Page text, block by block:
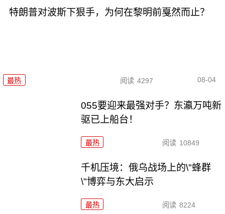
特朗普对波斯下狠手，为何在黎明前戛然而止？
最热 阅读 4297 08-04
055要迎来最强对手？东瀛万吨新
驱已上船台！
最热 阅读 10849
千机压境：俄乌战场上的\"蜂群
\"博弈与东大启示
最热 阅读 8224